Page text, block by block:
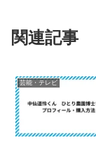
関連記事
芸能・テレビ